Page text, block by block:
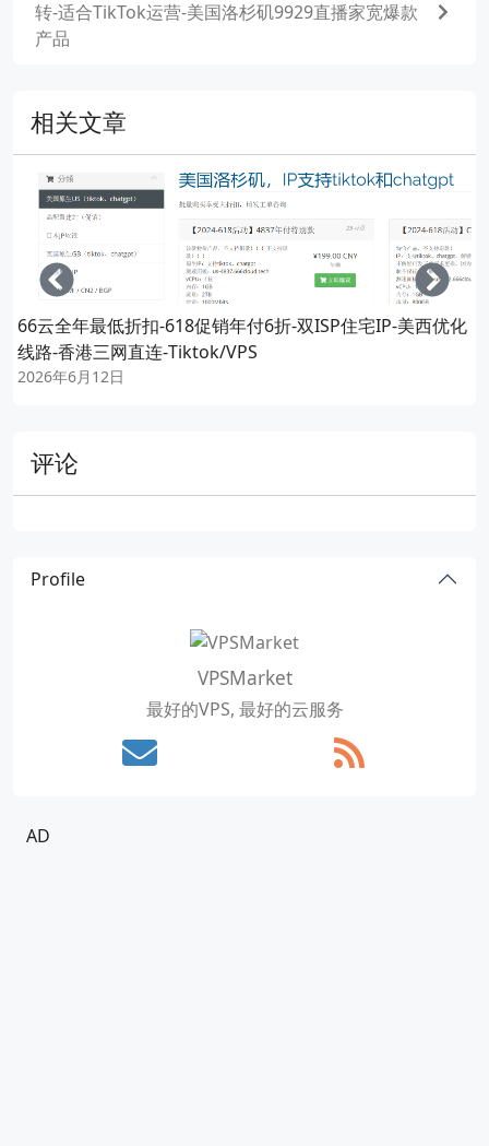
转-适合TikTok运营-美国洛杉矶9929直播家宽爆款
产品
相关文章
66云全年最低折扣-618促销年付6折-双ISP住宅IP-美西优化
线路-香港三网直连-Tiktok/VPS
2026年6月12日
Left
评论
Profile
VPSMarket
最好的VPS, 最好的云服务
AD